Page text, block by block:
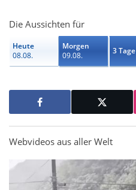
Die Aussichten für
Heute
08.08.
Morgen
09.08.
3 Tage
Webvideos aus aller Welt